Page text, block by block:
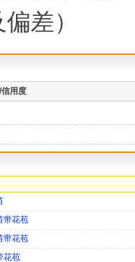
差）
用度
带花苞
带花苞
花苞